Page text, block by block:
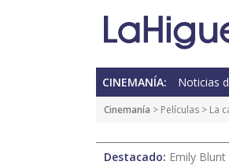
CINEMANÍA: Noticias
Cinemanía > Películas > La
Destacado: Emily